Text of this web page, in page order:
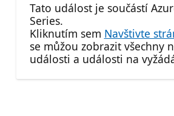
Tato událost je součástí
Series.
Kliknutím sem Navštivte
se můžou zobrazit všechny
události a události na